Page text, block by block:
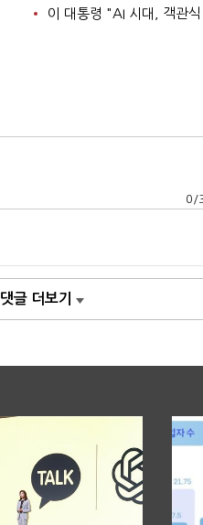
이 대통령 "AI 시대, 객관
0 /
댓글 더보기